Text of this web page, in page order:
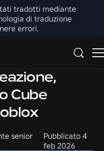
tradotti mediante
di traduzione
errori.
Cube
senior
Pubblicato 4
feb 2026